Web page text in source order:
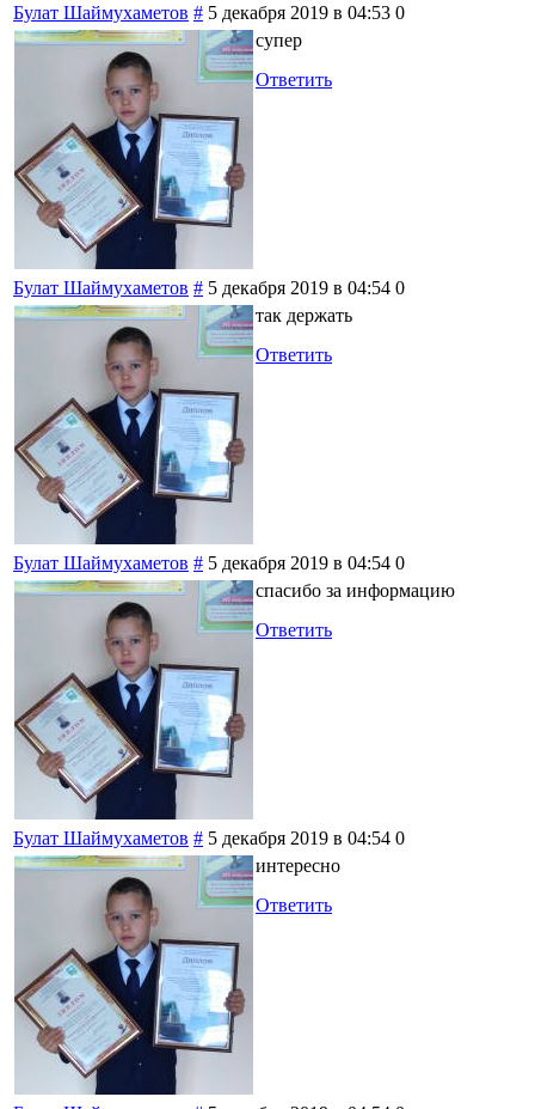
Булат Шаймухаметов # 5 декабря 2019 в 04:53 0
супер
Ответить
Булат Шаймухаметов # 5 декабря 2019 в 04:54 0
так держать
Ответить
Булат Шаймухаметов # 5 декабря 2019 в 04:54 0
спасибо за информацию
Ответить
Булат Шаймухаметов # 5 декабря 2019 в 04:54 0
интересно
Ответить